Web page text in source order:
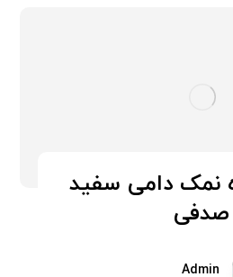
نمک دامی سفید
صدفی
Admin